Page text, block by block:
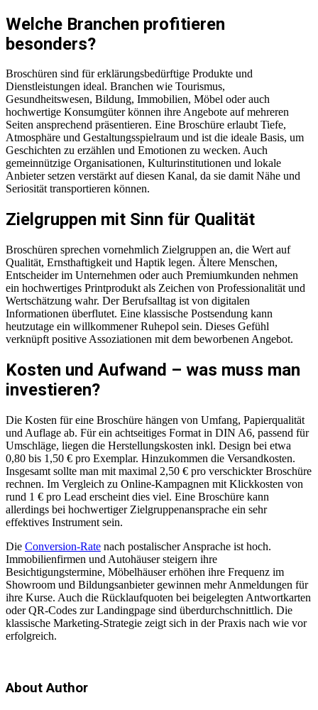
Welche Branchen profitieren
besonders?
Broschüren sind für erklärungsbedürftige Produkte und
Dienstleistungen ideal. Branchen wie Tourismus,
Gesundheitswesen, Bildung, Immobilien, Möbel oder auch
hochwertige Konsumgüter können ihre Angebote auf mehreren
Seiten ansprechend präsentieren. Eine Broschüre erlaubt Tiefe,
Atmosphäre und Gestaltungsspielraum und ist die ideale Basis, um
Geschichten zu erzählen und Emotionen zu wecken. Auch
gemeinnützige Organisationen, Kulturinstitutionen und lokale
Anbieter setzen verstärkt auf diesen Kanal, da sie damit Nähe und
Seriosität transportieren können.
Zielgruppen mit Sinn für Qualität
Broschüren sprechen vornehmlich Zielgruppen an, die Wert auf
Qualität, Ernsthaftigkeit und Haptik legen. Ältere Menschen,
Entscheider im Unternehmen oder auch Premiumkunden nehmen
ein hochwertiges Printprodukt als Zeichen von Professionalität und
Wertschätzung wahr. Der Berufsalltag ist von digitalen
Informationen überflutet. Eine klassische Postsendung kann
heutzutage ein willkommener Ruhepol sein. Dieses Gefühl
verknüpft positive Assoziationen mit dem beworbenen Angebot.
Kosten und Aufwand – was muss man
investieren?
Die Kosten für eine Broschüre hängen von Umfang, Papierqualität
und Auflage ab. Für ein achtseitiges Format in DIN A6, passend für
Umschläge, liegen die Herstellungskosten inkl. Design bei etwa
0,80 bis 1,50 € pro Exemplar. Hinzukommen die Versandkosten.
Insgesamt sollte man mit maximal 2,50 € pro verschickter Broschüre
rechnen. Im Vergleich zu Online-Kampagnen mit Klickkosten von
rund 1 € pro Lead erscheint dies viel. Eine Broschüre kann
allerdings bei hochwertiger Zielgruppenansprache ein sehr
effektives Instrument sein.
Die Conversion-Rate nach postalischer Ansprache ist hoch.
Immobilienfirmen und Autohäuser steigern ihre
Besichtigungstermine, Möbelhäuser erhöhen ihre Frequenz im
Showroom und Bildungsanbieter gewinnen mehr Anmeldungen für
ihre Kurse. Auch die Rücklaufquoten bei beigelegten Antwortkarten
oder QR-Codes zur Landingpage sind überdurchschnittlich. Die
klassische Marketing-Strategie zeigt sich in der Praxis nach wie vor
erfolgreich.
About Author